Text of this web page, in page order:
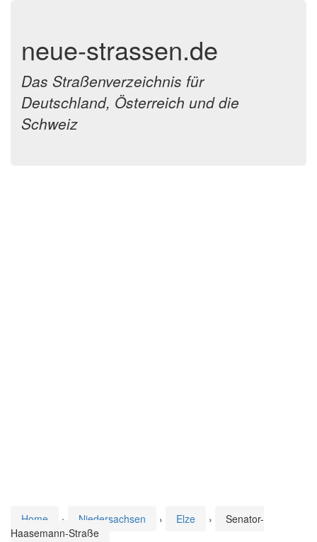
neue-strassen.de
Das Straßenverzeichnis für
Deutschland, Österreich und die
Schweiz
Home › Niedersachsen › Elze ›
Senator-
Haasemann-Straße